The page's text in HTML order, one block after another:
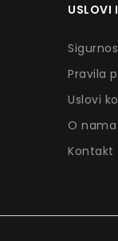
USLOVI
Pravila
Uslovi
O nama
Kontakt